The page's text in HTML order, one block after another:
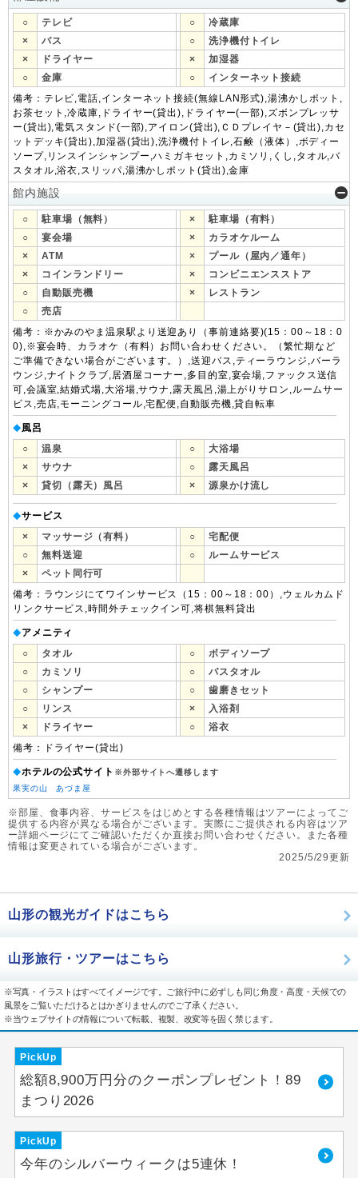
○ テレビ ○
冷蔵庫
×
バス ○
洗浄機付トイレ
×
ドライヤー ×
加湿器
○
金庫 ○
インターネット接続
備考：テレビ,電話,インターネット接続(無線LAN形式),湯沸かしポット,
お茶セット,冷蔵庫,ドライヤー(貸出),ドライヤー(一部),ズボンプレッサ
ー(貸出),電気スタンド(一部),アイロン(貸出),ＣＤプレイヤ－(貸出),カセ
ットデッキ(貸出),加湿器(貸出),洗浄機付トイレ,石鹸（液体）,ボディー
ソープ,リンスインシャンプー,ハミガキセット,カミソリ,くし,タオル,バ
スタオル,浴衣,スリッパ,湯沸かしポット(貸出),金庫
館内施設
○ 駐車場（無料） ×
駐車場（有料）
○
宴会場 ×
カラオケルーム
×
ATM ×
プール（屋内／通年）
×
コインランドリー ×
コンビニエンスストア
○
自動販売機 ×
レストラン
○
売店
備考：※かみのやま温泉駅より送迎あり（事前連絡要)(15：00～18：0
0),※宴会時、カラオケ（有料）お問い合わせください。（繁忙期など
ご準備できない場合がございます。）,送迎バス,ティーラウンジ,バーラ
ウンジ,ナイトクラブ,居酒屋コーナー,多目的室,宴会場,ファックス送信
可,会議室,結婚式場,大浴場,サウナ,露天風呂,湯上がりサロン,ルームサー
ビス,売店,モーニングコール,宅配便,自動販売機,貸自転車
◆風呂
○
温泉 ○
大浴場
×
サウナ ○
露天風呂
×
貸切（露天）風呂 × 源泉かけ流し
◆サービス
×
マッサージ（有料） ○
宅配便
○
無料送迎 ○
ルームサービス
×
ペット同行可
備考：ラウンジにてワインサービス（15：00～18：00）,ウェルカムド
リンクサービス,時間外チェックイン可,将棋無料貸出
◆アメニティ
○
タオル ○
ボディソープ
○
カミソリ ○
バスタオル
○
シャンプー ○
歯磨きセット
○
リンス ×
入浴剤
×
ドライヤー ○
浴衣
備考：ドライヤー(貸出)
◆ホテルの公式サイト ※外部サイトへ遷移します
果実の山 あづま屋
※部屋、食事内容、サービスをはじめとする各種情報はツアーによってご
提供する内容が異なる場合がございます。実際にご提供される内容はツア
ー詳細ページにてご確認いただくか直接お問い合わせください。また各種
情報は変更されている場合がございます。
2025/5/29更新
山形の観光ガイドはこちら
山形旅行・ツアーはこちら
※写真・イラストはすべてイメージです。ご旅行中に必ずしも同じ角度・高度・天候での
風景をご覧いただけるとはかぎりませんのでご了承ください。
※当ウェブサイトの情報について転載、複製、改変等を固く禁じます。
PickUp
総額8,900万円分のクーポンプレゼント！89
まつり2026
PickUp
今年のシルバーウィークは5連休！